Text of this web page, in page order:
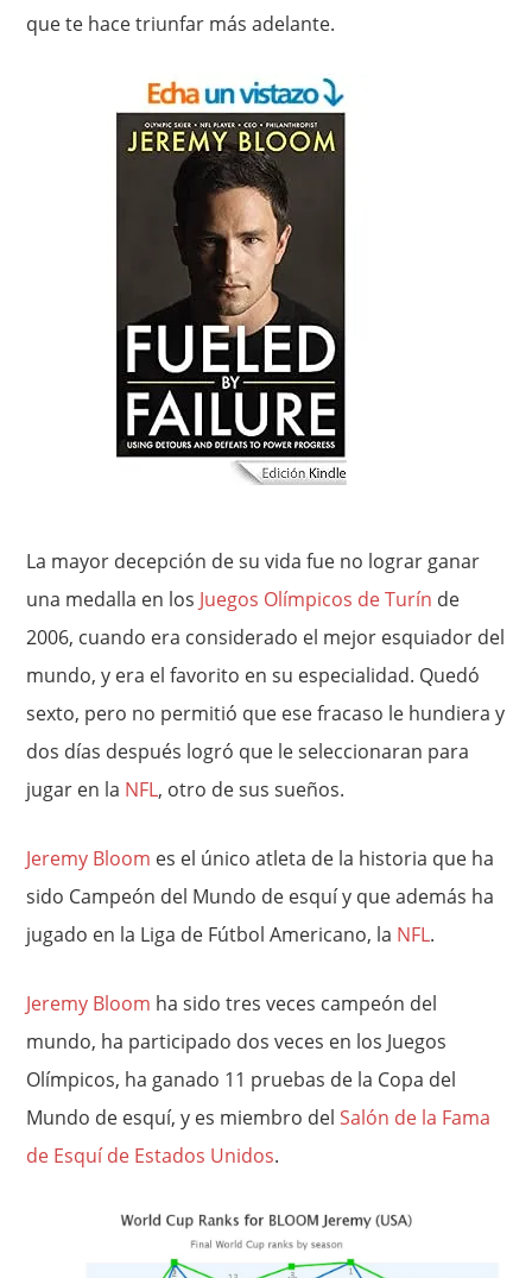
que te hace triunfar más adelante.
La mayor decepción de su vida fue no lograr ganar
una medalla en los Juegos Olímpicos de Turín de
2006, cuando era considerado el mejor esquiador del
mundo, y era el favorito en su especialidad. Quedó
sexto, pero no permitió que ese fracaso le hundiera y
dos días después logró que le seleccionaran para
jugar en la NFL, otro de sus sueños.
Jeremy Bloom es el único atleta de la historia que ha
sido Campeón del Mundo de esquí y que además ha
jugado en la Liga de Fútbol Americano, la NFL.
Jeremy Bloom ha sido tres veces campeón del
mundo, ha participado dos veces en los Juegos
Olímpicos, ha ganado 11 pruebas de la Copa del
Mundo de esquí, y es miembro delSalón de la Fama
de Esquí de Estados Unidos.